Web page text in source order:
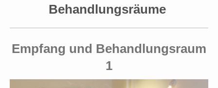
Behandlungsräume
Empfang und Behandlungsraum
1